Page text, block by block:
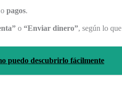
o pagos.
o “Enviar dinero”, según lo
puedo descubrirlo fácilmente